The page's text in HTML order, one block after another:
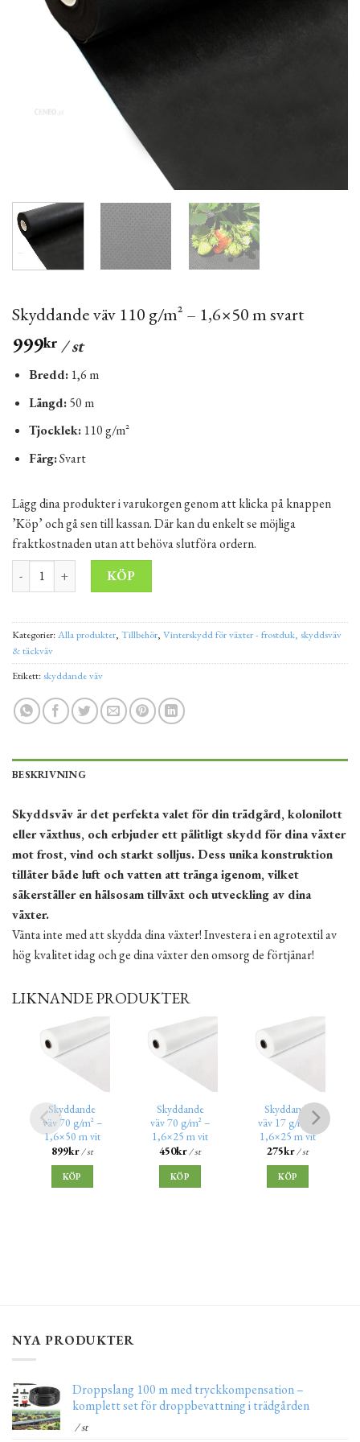
Skyddande väv 110 g/m² – 1,6×50 m svart
999kr / st
Bredd:1,6 m
Längd:50 m
Tjocklek:110 g/m²
Färg:Svart
Lägg dina produkter i varukorgen genom att klicka på knappen
’Köp’ och gå sen till kassan. Där kan du enkelt se möjliga
fraktkostnaden utan att behöva slutföra ordern.
Skyddande väv 110 g/m² - 1,6x50 m svart mängd
KÖP
Kategorier:Alla produkter, Tillbehör, Vinterskydd för växter - frostduk, skyddsväv
& täckväv
Etikett:skyddande väv
BESKRIVNING
Skyddsväv är det perfekta valet för din trädgård, kolonilott
eller växthus, och erbjuder ett pålitligt skydd för dina växter
mot frost, vind och starkt solljus. Dess unika konstruktion
tillåter både luft och vatten att tränga igenom, vilket
säkerställer en hälsosam tillväxt och utveckling av dina
växter.
Vänta inte med att skydda dina växter! Investera i en agrotextil av
hög kvalitet idag och ge dina växter den omsorg de förtjänar!
LIKNANDE PRODUKTER
Skyddande
väv 70 g/m² –
1,6×50 m vit
899kr/ st
KÖP
Skyddande
väv 70 g/m² –
1,6×25 m vit
450kr / st
KÖP
Skyddande
väv 17 g/m² –
1,6×25 m vit
275kr / st
KÖP
NYA PRODUKTER
Droppslang 100 m med tryckkompensation –
komplett set för droppbevattning i trädgården
/ st